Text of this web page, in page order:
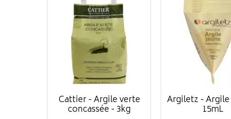
Cattier - Argile verte
concassée - 3kg
Argiletz -
15mL